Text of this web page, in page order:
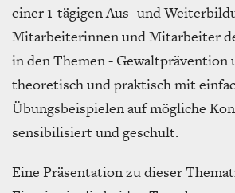
einer 1-tägigen Aus- und
Mitarbeiterinnen und Mitarbeiter
in den Themen - Gewaltprävention
theoretisch und praktisch mit
Übungsbeispielen auf mögliche
sensibilisiert und geschult.
Eine Präsentation zu dieser